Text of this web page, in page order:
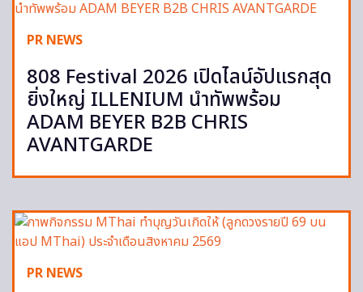
PR NEWS
808 Festival 2026 เปิดไลน์อัปแรกสุด
ยิ่งใหญ่ ILLENIUM นำทัพพร้อม
ADAM BEYER B2B CHRIS
AVANTGARDE
PR NEWS